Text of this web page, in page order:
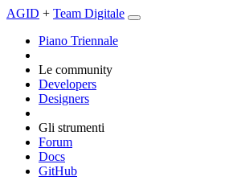
AGID + Team Digitale
Piano Triennale
Le community
Developers
Designers
Gli strumenti
Forum
Docs
GitHub